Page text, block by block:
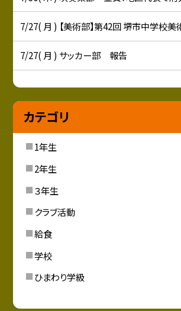
7/27( 月 ) 【美術部】第42回 堺市中学校
7/27( 月 ) サッカー部 報告
カテゴリ
1年生
2年生
３年生
クラブ活動
給食
学校
ひまわり学級